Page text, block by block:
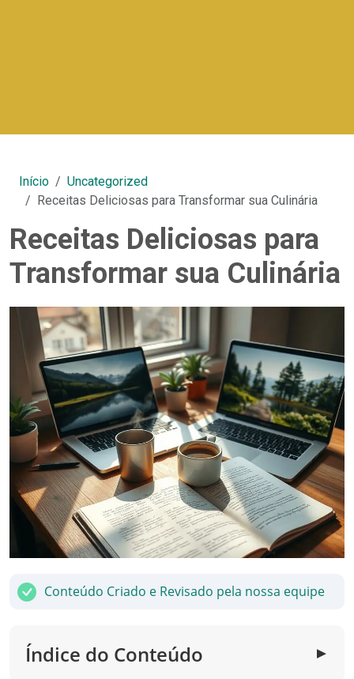
Início
Uncategorized
Receitas Deliciosas para Transformar sua Culinária
Receitas Deliciosas para
Transformar sua Culinária
Conteúdo Criado e Revisado pela nossa equipe
Índice do Conteúdo ▼